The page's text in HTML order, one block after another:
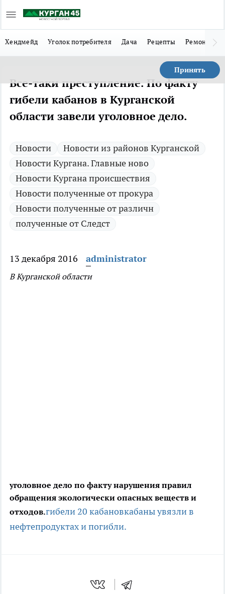
Хендмейд Уголок потребителя Дача Рецепты Ремонт
Принять
Все-таки преступление. По факту
гибели кабанов в Курганской
области завели уголовное дело.
Новости
Новости из районов Курганской
Новости Кургана. Главные ново
Новости Кургана происшествия
Новости полученные от прокура
Новости полученные от различн
полученные от Следст
13 декабря 2016 administrator
В Курганской области
уголовное дело по факту нарушения правил
обращения экологически опасных веществ и
отходов.гибели 20 кабановкабаны увязли в
нефтепродуктах и погибли.